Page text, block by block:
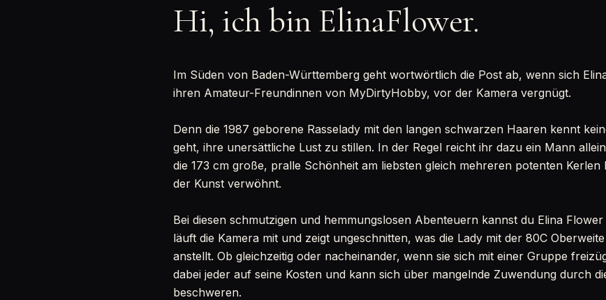
Hi, ich bin ElinaFlower.
Im Süden von Baden-Württemberg geht wortwörtlich die Post ab, wenn sich
ihren Amateur-Freundinnen von MyDirtyHobby, vor der Kamera vergnügt.
Denn die 1987 geborene Rasselady mit den langen schwarzen Haaren kennt
geht, ihre unersättliche Lust zu stillen. In der Regel reicht ihr dazu ein Mann
die 173 cm große, pralle Schönheit am liebsten gleich mehreren potenten Kerlen
der Kunst verwöhnt.
Bei diesen schmutzigen und hemmungslosen Abenteuern kannst du Elina
läuft die Kamera mit und zeigt ungeschnitten, was die Lady mit der 80C
anstellt. Ob gleichzeitig oder nacheinander, wenn sie sich mit einer Gruppe
dabei jeder auf seine Kosten und kann sich über mangelnde Zuwendung durch
beschweren.